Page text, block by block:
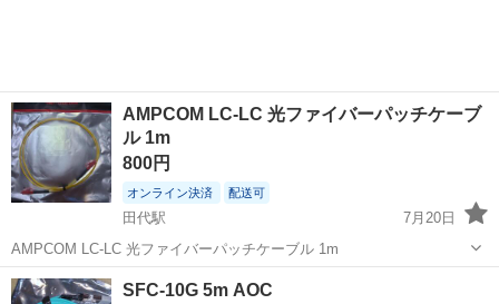
AMPCOM LC-LC 光ファイバーパッチケーブ
ル 1m
800円
オンライン決済 配送可
田代駅
7月20日
AMPCOM LC-LC 光ファイバーパッチケーブル 1m
佐賀 鳥栖市
SFC-10G 5m AOC